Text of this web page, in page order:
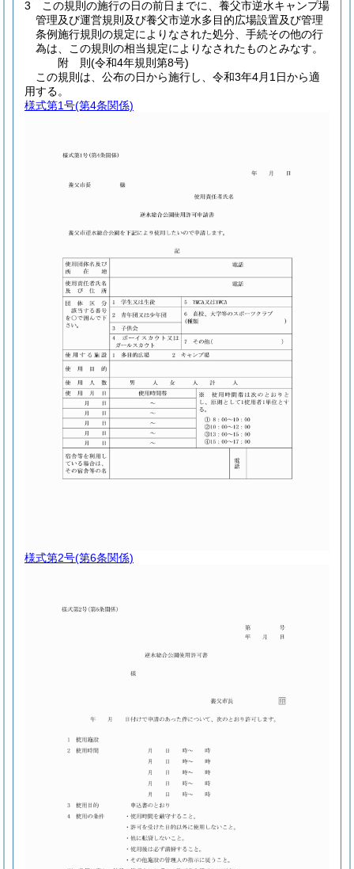
3
この規則の施行の日の前日までに、養父市逆水キャンプ場
管理及び運営規則及び養父市逆水多目的広場設置及び管理
条例施行規則の規定によりなされた処分、手続その他の行
為は、この規則の相当規定によりなされたものとみなす。
附 則(令和4年規則第8号)
この規則は、公布の日から施行し、令和3年4月1日から適
用する。
様式第1号(第4条関係)
様式第2号(第6条関係)